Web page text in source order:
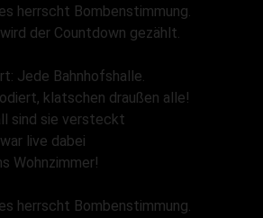
herrscht Bombenstimmung.
der Countdown gezählt.
Jede Bahnhofshalle.
klatschen draußen alle!
sind sie versteckt
live dabei
Wohnzimmer!
herrscht Bombenstimmung.